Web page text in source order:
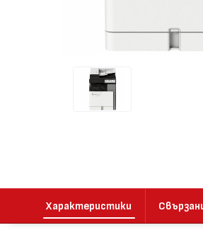
Характеристики